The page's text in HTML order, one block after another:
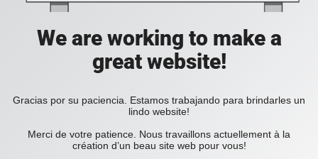
We are working to make a
great website!
Gracias por su paciencia. Estamos trabajando para brindarles un
lindo website!
Merci de votre patience. Nous travaillons actuellement à la
création d’un beau site web pour vous!